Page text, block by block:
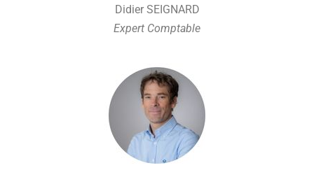
Didier SEIGNARD
Expert Comptable